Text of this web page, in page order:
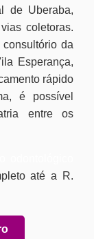
de Uberaba,
coletoras.
da
Esperança,
rápido
é possível
entre os
até a R.